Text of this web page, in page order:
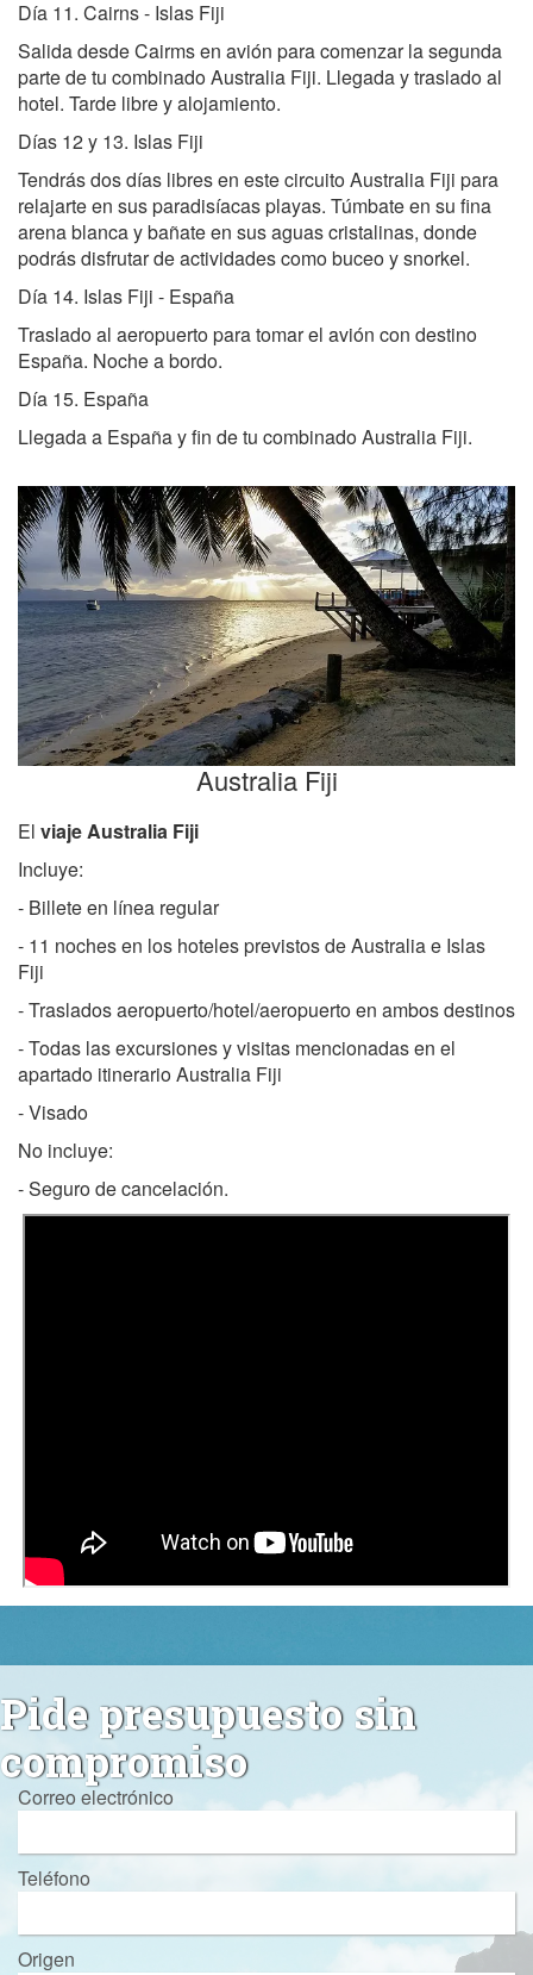
Día 11. Cairns - Islas Fiji
Salida desde Cairms en avión para comenzar la segunda
parte de tu combinado Australia Fiji. Llegada y traslado al
hotel. Tarde libre y alojamiento.
Días 12 y 13. Islas Fiji
Tendrás dos días libres en este circuito Australia Fiji para
relajarte en sus paradisíacas playas. Túmbate en su fina
arena blanca y bañate en sus aguas cristalinas, donde
podrás disfrutar de actividades como buceo y snorkel.
Día 14. Islas Fiji - España
Traslado al aeropuerto para tomar el avión con destino
España. Noche a bordo.
Día 15. España
Llegada a España y fin de tu combinado Australia Fiji.
Australia Fiji
El viaje Australia Fiji
Incluye:
- Billete en línea regular
- 11 noches en los hoteles previstos de Australia e Islas
Fiji
- Traslados aeropuerto/hotel/aeropuerto en ambos destinos
- Todas las excursiones y visitas mencionadas en el
apartado itinerario Australia Fiji
- Visado
No incluye:
- Seguro de cancelación.
Pide presupuesto sin
compromiso
Correo electrónico
Teléfono
Origen